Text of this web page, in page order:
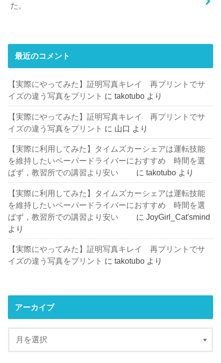
た。
最近のコメント
【実際にやってみた】証明写真キレイ 再プリントでサ
イズの違う写真をプリント にtakotubo より
【実際にやってみた】証明写真キレイ 再プリントでサ
イズの違う写真をプリント に 山口 より
【実際に利用してみた】タイムズカーシェアは運転技能
を維持したいペーパードライバーにおすすめ 時間を選
ばず，教習所での講習より安い
にtakotubo より
【実際に利用してみた】タイムズカーシェアは運転技能
を維持したいペーパードライバーにおすすめ 時間を選
ばず，教習所での講習より安い
にJoyGirl_Cat'smind
より
【実際にやってみた】証明写真キレイ 再プリントでサ
イズの違う写真をプリント にtakotubo より
アーカイブ